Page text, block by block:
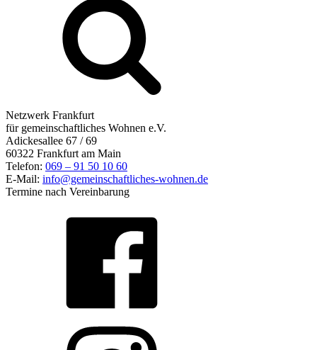
Netzwerk Frankfurt
für gemeinschaftliches Wohnen e.V.
Adickesallee 67 / 69
60322 Frankfurt am Main
Telefon: 069 – 91 50 10 60
E-Mail: info@gemeinschaftliches-wohnen.de
Termine nach Vereinbarung